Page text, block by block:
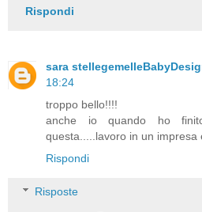
Rispondi
sara
18:24
troppo bello!!!!
anche io quando ho
questa.....lavoro in un impresa
Rispondi
Risposte